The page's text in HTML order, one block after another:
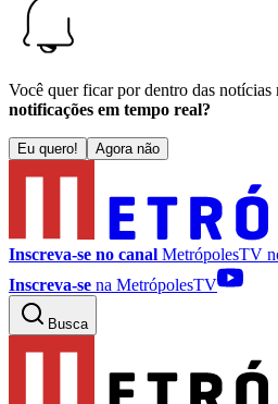
Você quer ficar por dentro das notícias
notificações em tempo real?
Eu quero! Agora não
Inscreva-se no canal MetrópolesTV
Inscreva-se na MetrópolesTV
Busca